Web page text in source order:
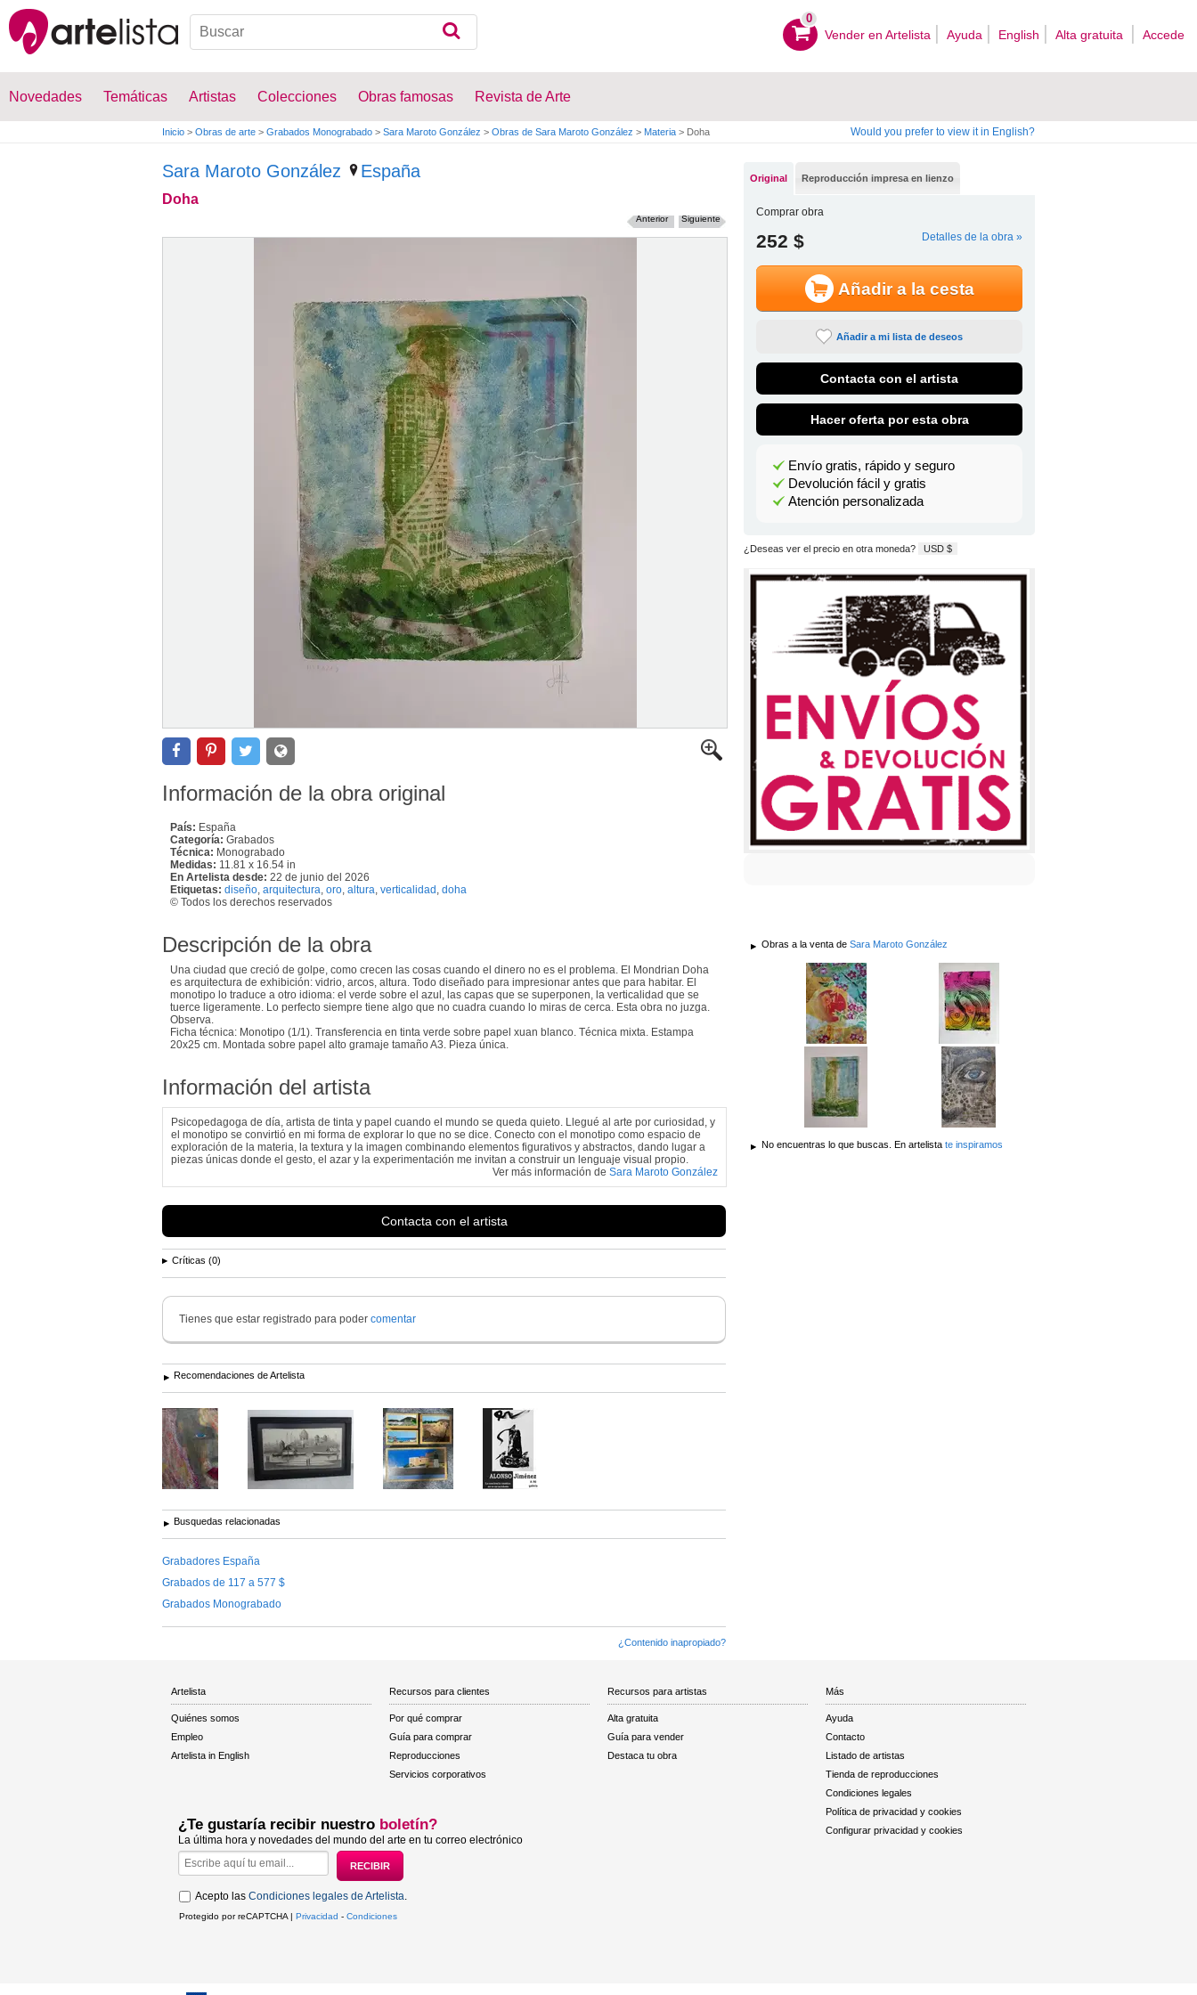
0
Vender en Artelista Ayuda English Alta gratuita Accede
Novedades Temáticas Artistas Colecciones Obras famosas Revista de Arte
Inicio > Obras de arte > Grabados Monograbado > Sara Maroto González > Obras de Sara Maroto González > Materia > Doha Would you prefer to view it in English?
Sara Maroto González España
Doha
Siguiente
Anterior
Información de la obra original
País: España
Categoría: Grabados
Técnica: Monograbado
Medidas: 11.81 x 16.54 in
En Artelista desde: 22 de junio del 2026
Etiquetas: diseño arquitectura oro altura verticalidad doha
© Todos los derechos reservados
Descripción de la obra
Una ciudad que creció de golpe, como crecen las cosas cuando el dinero no es el problema. El Mondrian Doha
es arquitectura de exhibición: vidrio, arcos, altura. Todo diseñado para impresionar antes que para habitar. El
monotipo lo traduce a otro idioma: el verde sobre el azul, las capas que se superponen, la verticalidad que se
tuerce ligeramente. Lo perfecto siempre tiene algo que no cuadra cuando lo miras de cerca. Esta obra no juzga.
Observa.
Ficha técnica: Monotipo (1/1). Transferencia en tinta verde sobre papel xuan blanco. Técnica mixta. Estampa
20x25 cm. Montada sobre papel alto gramaje tamaño A3. Pieza única.
Información del artista
Psicopedagoga de día, artista de tinta y papel cuando el mundo se queda quieto. Llegué al arte por curiosidad, y
el monotipo se convirtió en mi forma de explorar lo que no se dice. Conecto con el monotipo como espacio de
exploración de la materia, la textura y la imagen combinando elementos figurativos y abstractos, dando lugar a
piezas únicas donde el gesto, el azar y la experimentación me invitan a construir un lenguaje visual propio.
Ver más información de Sara Maroto González
Contacta con el artista
Críticas (0)
Tienes que estar registrado para poder comentar
Recomendaciones de Artelista
Busquedas relacionadas
Grabadores España
Grabados de 117 a 577 $
Grabados Monograbado
¿Contenido inapropiado?
Original Reproducción impresa en lienzo
Comprar obra
252 $ Detalles de la obra »
Añadir a la cesta
Añadir a mi lista de deseos
Contacta con el artista
Hacer oferta por esta obra
Envío gratis, rápido y seguro
Devolución fácil y gratis
Atención personalizada
¿Deseas ver el precio en otra moneda? USD $
Obras a la venta de Sara Maroto González
No encuentras lo que buscas. En artelista te inspiramos
Artelista
Quiénes somos
Empleo
Artelista in English
Recursos para clientes
Por qué comprar
Guía para comprar
Reproducciones
Servicios corporativos
Recursos para artistas
Alta gratuita
Guía para vender
Destaca tu obra
Más
Ayuda
Contacto
Listado de artistas
Tienda de reproducciones
Condiciones legales
Política de privacidad y cookies
Configurar privacidad y cookies
¿Te gustaría recibir nuestro boletín?
La última hora y novedades del mundo del arte en tu correo electrónico
Acepto las Condiciones legales de Artelista
Protegido por reCAPTCHA | Privacidad - Condiciones